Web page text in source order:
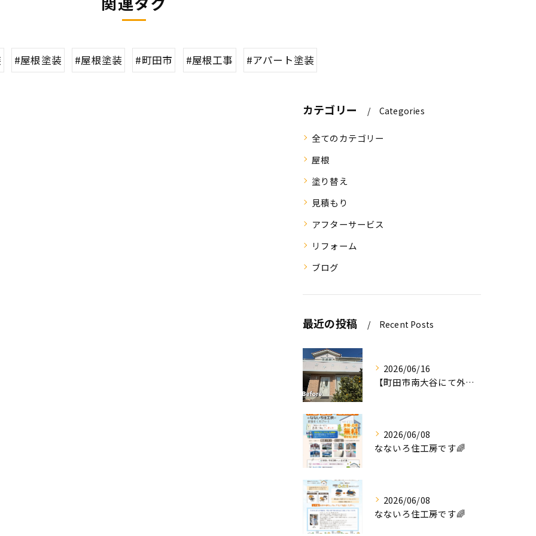
#屋根塗装 #屋根塗装 #町田市 #屋根工事 #アパート塗装
カテゴリー Categories
全てのカテゴリー
屋根
塗り替え
見積もり
アフターサービス
リフォーム
ブログ
最近の投稿 Recent Posts
2026/06/16
【町田市南大谷にて外壁塗装工事完工のお知らせ】
2026/06/08
なないろ住工房です🌈
2026/06/08
なないろ住工房です🌈